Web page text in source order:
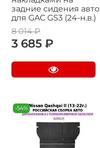
задние сидения авто
для GAC GS3 (24-н.в.)
8 014 ₽
3 685 ₽
-54%